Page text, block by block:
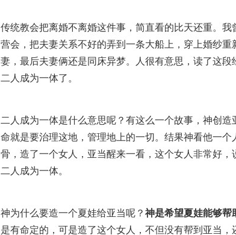
传统教会把离婚不离婚这件事，简直看的比天还重。
营会，把夫妻关系不好的弄到一条大船上，穿上婚纱
妻，最后夫妻俩还是同床异梦。人很有意思，读了这
二人成为一体了。
二人成为一体是什么意思呢？有这么一个故事，神创
命就是要治理这地，管理地上的一切。结果神看他一
骨，造了一个女人，亚当醒来一看，这个女人非常好
二人成为一体。
神为什么要造一个夏娃给亚当呢？ 神是希望夏娃能够帮
是有命定的，可是造了这个女人，不但没有帮到亚当